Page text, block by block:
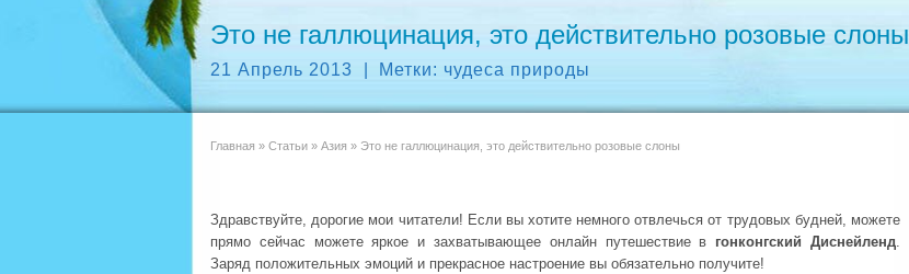
Это не галлюцинация, это действительно розовые слоны
21 Апрель 2013 Метки: чудеса природы
Главная » Статьи » Азия » Это не галлюцинация, это действительно розовые слоны
Здравствуйте, дорогие мои читатели! Если вы хотите немного отвлечься от трудовых будней, можете
прямо сейчас можете яркое и захватывающее онлайн путешествие в гонконгский Диснейленд.
Заряд положительных эмоций и прекрасное настроение вы обязательно получите!